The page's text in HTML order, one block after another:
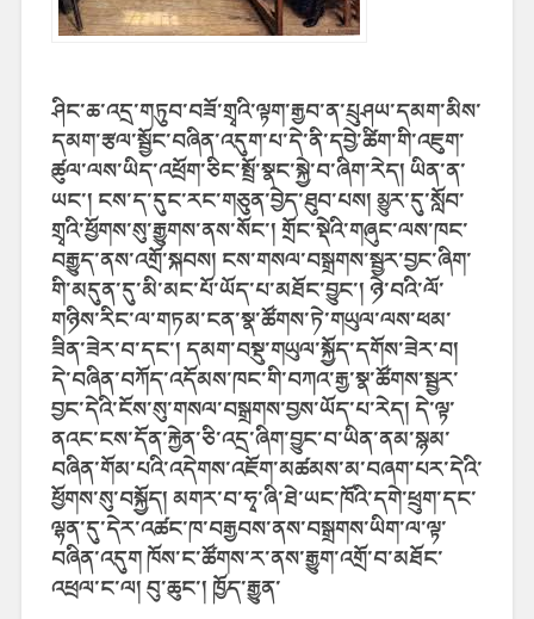
ཤིང་ཆ་འདྲ་གཏུབ་བཟོ་གྲྭའི་ལྟག་རྒྱབ་ན་པྲུཤཡ་དམག་མིས་
དམག་རྩལ་སྦྱོང་བཞིན་འདུག་པ་དེ་ནི་དབྱེ་ཚིག་གི་འཇུག་
ཚུལ་ལས་ཡིད་འཕྲོག་ཅིང་སྤྲོ་སྣང་སྐྱེ་བ་ཞིག་རེད། ཡིན་ན་
ཡང་། ངས་ད་དུང་རང་གཅུན་བྱེད་ཐུབ་པས། མྱུར་དུ་སློབ་
གྲྭའི་ཕྱོགས་སུ་རྒྱུགས་ནས་སོང་། གྲོང་སྡེའི་གཞུང་ལས་ཁང་
བརྒྱུད་ནས་འགྲོ་སྐབས། ངས་གསལ་བསྒྲགས་སྦྱར་བྱང་ཞིག་
གི་མདུན་དུ་མི་མང་པོ་ཡོད་པ་མཐོང་བྱུང་། ཉེ་བའི་ལོ་
གཉིས་རིང་ལ་གཏམ་ངན་སྣ་ཚོགས་ཏེ་གཡུལ་ལས་ཕམ་
ཟིན་ཟེར་བ་དང་། དམག་བསྡུ་གཡུལ་སྐྱོད་དགོས་ཟེར་བ།
དེ་བཞིན་བཀོད་འདོམས་ཁང་གི་བཀའ་རྒྱ་སྣ་ཚོགས་སྦྱར་
བྱང་དེའི་ངོས་སུ་གསལ་བསྒྲགས་བྱས་ཡོད་པ་རེད། དེ་ལྟ་
ནའང་ངས་དོན་རྐྱེན་ཅི་འདྲ་ཞིག་བྱུང་བ་ཡིན་ནམ་སྙམ་
བཞིན་གོམ་པའི་འདེགས་འཇོག་མཚམས་མ་བཞག་པར་དེའི་
ཕྱོགས་སུ་བསྐྱོད། མགར་བ་ཧྭ་ཞི་ཐེ་ཡང་ཁོའི་དགེ་ཕྲུག་དང་
ལྷན་དུ་དེར་འཚང་ཁ་བརྒྱབས་ནས་བསྒྲགས་ཡིག་ལ་ལྟ་
བཞིན་འདུག ཁོས་ང་ཚོགས་ར་ནས་རྒྱུག་འགྲོ་བ་མཐོང་
འཕྲལ་ང་ལ། བུ་ཆུང་། ཁྱོད་རྒྱུན་